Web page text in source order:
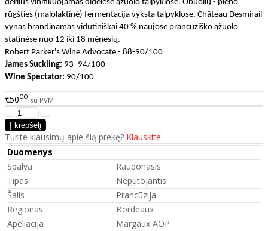
derlius vinifikuojamas didelėse ąžuolo talpyklose. Obuolių - pieno
rūgšties (malolaktinė) fermentacija vyksta talpyklose. Château Desmirail
vynas brandinamas vidutiniškai 40 % naujose prancūziško ąžuolo
statinėse nuo 12 iki 18 mėnesių.
Robert Parker's Wine Advocate - 88-90/100
James Suckling: 93–94/100
Wine Spectator: 90/100
€5000 su PVM
Turite klausimų apie šią prekę? Klauskite
Duomenys
Spalva
Raudonasis
Tipas
Neputojantis
Šalis
Prancūzija
Regionas
Bordeaux
Apeliacija
Margaux AOP